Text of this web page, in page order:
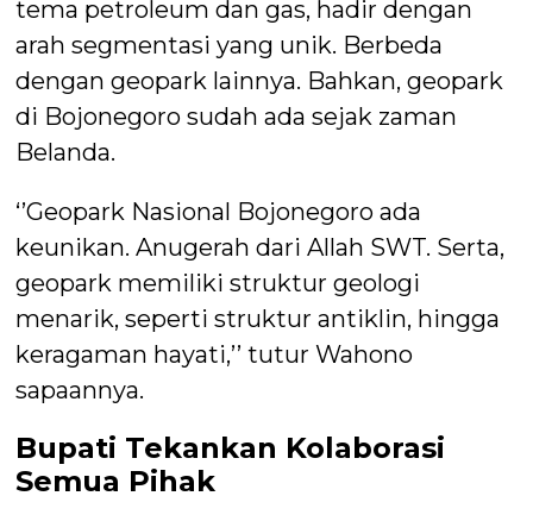
tema petroleum dan gas, hadir dengan
arah segmentasi yang unik. Berbeda
dengan geopark lainnya. Bahkan, geopark
di Bojonegoro sudah ada sejak zaman
Belanda.
‘’Geopark Nasional Bojonegoro ada
keunikan. Anugerah dari Allah SWT. Serta,
geopark memiliki struktur geologi
menarik, seperti struktur antiklin, hingga
keragaman hayati,’’ tutur Wahono
sapaannya.
Bupati Tekankan Kolaborasi
Semua Pihak